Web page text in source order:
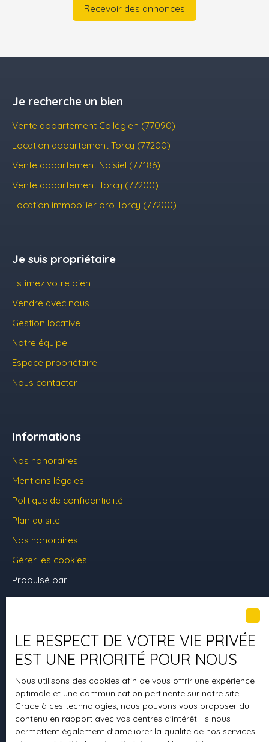
Recevoir des annonces
Je recherche un bien
Vente appartement Collégien (77090)
Location appartement Torcy (77200)
Vente appartement Noisiel (77186)
Vente appartement Torcy (77200)
Location immobilier pro Torcy (77200)
Je suis propriétaire
Estimez votre bien
Vendre avec nous
Gestion locative
Notre équipe
Espace propriétaire
Nous contacter
Informations
Nos honoraires
Mentions légales
Politique de confidentialité
Plan du site
Nos honoraires
Gérer les cookies
Propulsé par
+33 1 60 17 67 30
38 Rue Vignette
77200 Torcy
LE RESPECT DE VOTRE VIE PRIVÉE
EST UNE PRIORITÉ POUR NOUS
Nous utilisons des cookies afin de vous offrir une expérience
optimale et une communication pertinente sur notre site.
Grace à ces technologies, nous pouvons vous proposer du
contenu en rapport avec vos centres d'intérêt. Ils nous
permettent également d'améliorer la qualité de nos services